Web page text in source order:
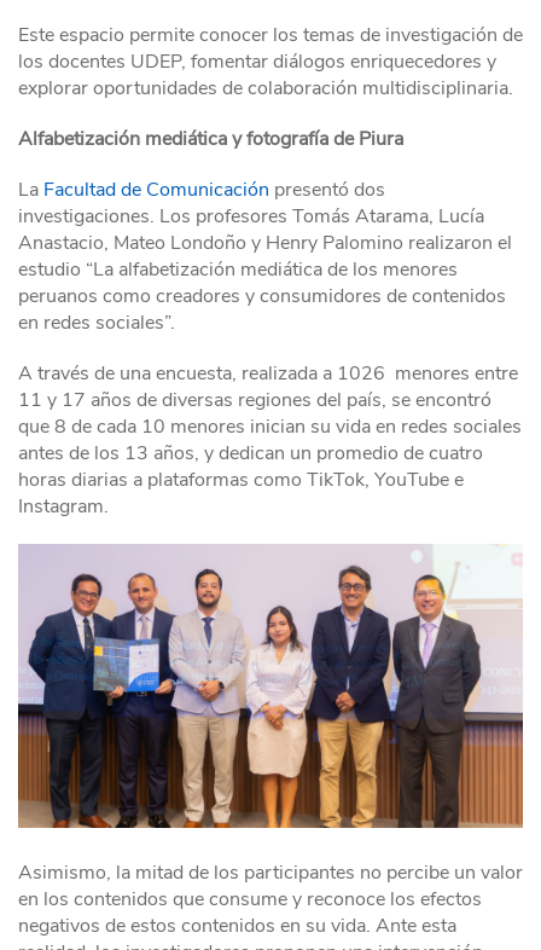
Este espacio permiteconocer los temas de investigación de
los docentes UDEP, fomentar diálogos enriquecedores y
explorar oportunidades de colaboración multidisciplinaria.
Alfabetización mediática y fotografía de Piura
La Facultad de Comunicación presentó dos
investigaciones. Los profesores Tomás Atarama, Lucía
Anastacio, Mateo Londoño y Henry Palomino realizaron el
estudio “La alfabetización mediática de los menores
peruanos como creadores y consumidores de contenidos
en redes sociales”.
A través de una encuesta, realizada a 1026 menores entre
11 y 17 años de diversas regiones del país, se encontró
que 8 de cada 10 menores inician su vida en redes sociales
antes de los 13 años, y dedican un promedio de cuatro
horas diarias a plataformas como TikTok, YouTube e
Instagram.
Asimismo, la mitad de los participantes no percibe un valor
en los contenidos que consume y reconoce los efectos
negativos de estos contenidos en su vida. Ante esta